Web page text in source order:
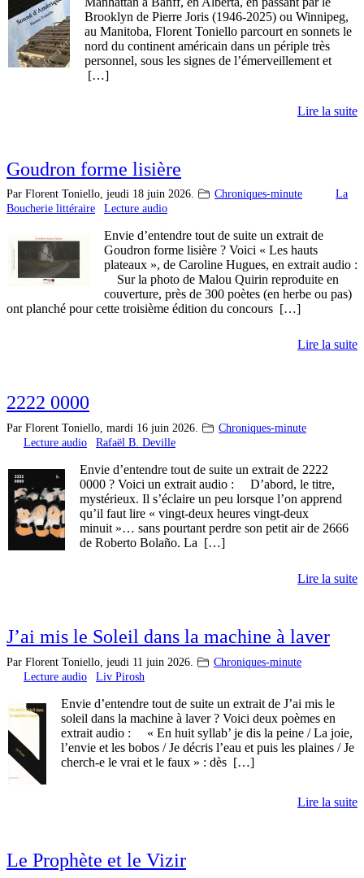
Brooklyn de Pierre Joris (1946-2025) ou Winnipeg,
au Manitoba, Florent Toniello parcourt en sonnets le
nord du continent américain dans un périple très
personnel, sous les signes de l’émerveillement et
[…]
Lire la suite
Goudron forme lisière
Par Florent Toniello, jeudi 18 juin 2026. Chroniques-minute
La
Boucherie littéraire
Lecture audio
Envie d’entendre tout de suite un extrait de
Goudron forme lisière ? Voici « Les hauts
plateaux », de Caroline Hugues, en extrait audio :
Sur la photo de Malou Quirin reproduite en
couverture, près de 300 poètes (en herbe ou pas)
ont planché pour cette troisième édition du concours […]
Lire la suite
2222 0000
Par Florent Toniello, mardi 16 juin 2026.
Chroniques-minute
Lecture audio
Rafaël B. Deville
Envie d’entendre tout de suite un extrait de 2222
0000 ? Voici un extrait audio : D’abord, le titre,
mystérieux. Il s’éclaire un peu lorsque l’on apprend
qu’il faut lire « vingt-deux heures vingt-deux
minuit »… sans pourtant perdre son petit air de 2666
de Roberto Bolaño. La […]
Lire la suite
J’ai mis le Soleil dans la machine à laver
Par Florent Toniello, jeudi 11 juin 2026.
Chroniques-minute
Lecture audio
Liv Pirosh
Envie d’entendre tout de suite un extrait de J’ai mis le
soleil dans la machine à laver ? Voici deux poèmes en
extrait audio : « En huit syllab’ je dis la peine / La joie,
l’envie et les bobos / Je décris l’eau et puis les plaines / Je
cherch-e le vrai et le faux » : dès […]
Lire la suite
Le Prophète et le Vizir